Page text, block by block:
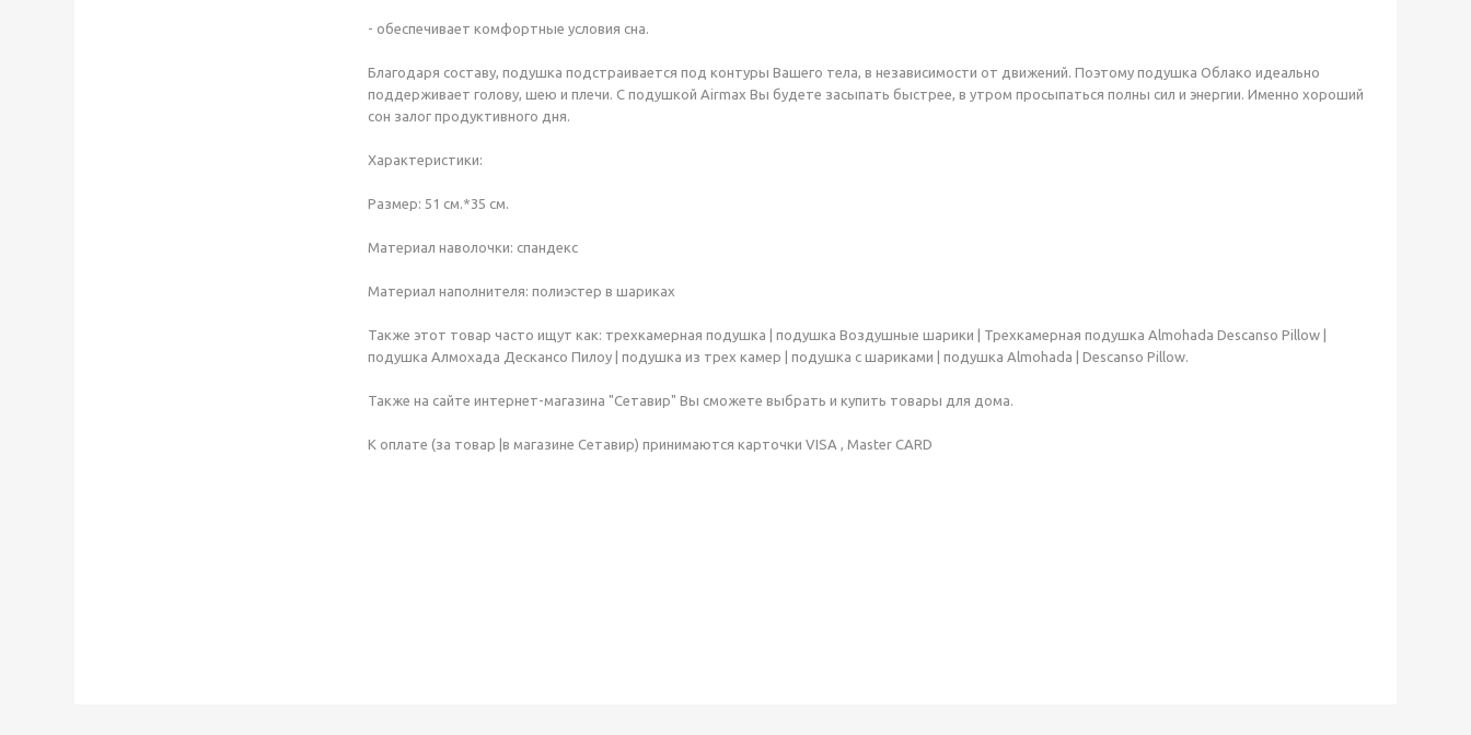
- обеспечивает комфортные условия сна.
Благодаря составу, подушка подстраивается под контуры Вашего тела, в независимости от движений. Поэтому подушка Облако идеально
поддерживает голову, шею и плечи. С подушкой Airmax Вы будете засыпать быстрее, в утром просыпаться полны сил и энергии. Именно хороший
сон залог продуктивного дня.
Характеристики:
Размер: 51 см.*35 см.
Материал наволочки: спандекс
Материал наполнителя: полиэстер в шариках
Также этот товар часто ищут как: трехкамерная подушка | подушка Воздушные шарики | Трехкамерная подушка Almohada Descanso Pillow |
подушка Алмохада Дескансо Пилоу | подушка из трех камер | подушка с шариками | подушка Almohada | Descanso Pillow.
Также на сайте интернет-магазина "Сетавир" Вы сможете выбрать и купить товары для дома.
К оплате (за товар |в магазине Сетавир) принимаются карточки VISA , Master CARD